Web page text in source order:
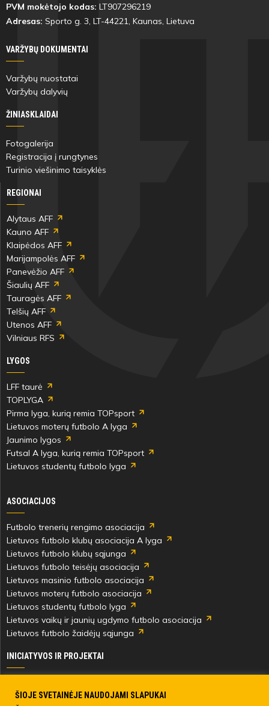
PVM mokėtojo kodas: LT907296219
Adresas: Sporto g. 3, LT-44221, Kaunas, Lietuva
VARŽYBŲ DOKUMENTAI
Varžybų nuostatai
Varžybų dalyvių
ŽINIASKLAIDAI
Fotogalerija
Registracija į rungtynes
Turinio viešinimo taisyklės
REGIONAI
Alytaus AFF
Kauno AFF
Klaipėdos AFF
Marijampolės AFF
Panevėžio AFF
Šiaulių AFF
Tauragės AFF
Telšių AFF
Utenos AFF
Vilniaus RFS
LYGOS
LFF taurė
TOPLYGA
Pirma lyga, kurią remia TOPsport
Lietuvos moterų futbolo A lyga
Jaunimo lygos
Futsal A lyga, kurią remia TOPsport
Lietuvos studentų futbolo lyga
ASOCIACIJOS
Futbolo trenerių rengimo asociacija
Lietuvos futbolo klubų asociacija A lyga
Lietuvos futbolo klubų sąjunga
Lietuvos futbolo teisėjų asociacija
Lietuvos masinio futbolo asociacija
Lietuvos moterų futbolo asociacija
Lietuvos studentų futbolo lyga
Lietuvos vaikų ir jaunių ugdymo futbolo asociacija
Lietuvos futbolo žaidėjų sąjunga
INICIATYVOS IR PROJEKTAI
Paramos fondai
ŠIOJE SVETAINĖJE NAUDOJAMI SLAPUKAI